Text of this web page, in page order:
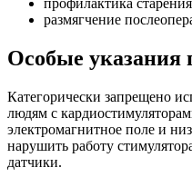
профилактика
размягчение
Особые указания
Категорически запрещено
людям с
электромагнитное поле и
нарушить работу
датчики.